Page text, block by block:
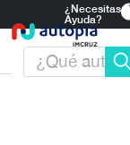
¿Necesitas
Ayuda?